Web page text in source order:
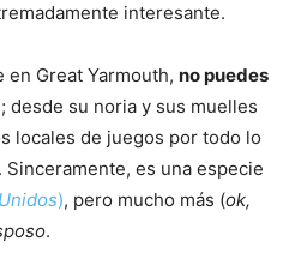
interesante.
en Great Yarmouth, no puedes
; desde su noria y sus muelles
locales de juegos por todo lo
es una especie
), pero mucho más (ok,
.